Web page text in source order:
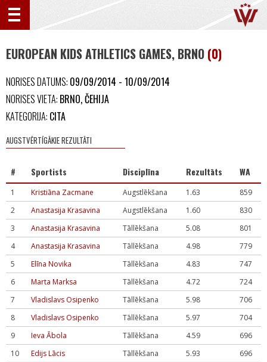
EUROPEAN KIDS ATHLETICS GAMES, BRNO (0)
NORISES DATUMS: 09/09/2014 - 10/09/2014
NORISES VIETA: BRNO, ČEHIJA
KATEGORIJA: CITA
AUGSTVĒRTĪGĀKIE REZULTĀTI
# Sportists Disciplīna Rezultāts WA
1 Kristiāna Zacmane Augstlēkšana 1.63
859
2
Anastasija Krasavina Augstlēkšana 1.60
830
3
Anastasija Krasavina Tāllēkšana 5.08
801
4
Anastasija Krasavina Tāllēkšana 4.98
779
5
Elīna Novika Tāllēkšana 4.83
747
6
Marta Marksa Tāllēkšana 4.72
724
7
Vladislavs Osipenko Tāllēkšana 5.98
706
8
Vladislavs Osipenko Tāllēkšana 5.97
704
9
Ieva Ābola Tāllēkšana 4.59
696
10
Edijs Lācis Tāllēkšana 5.93 696